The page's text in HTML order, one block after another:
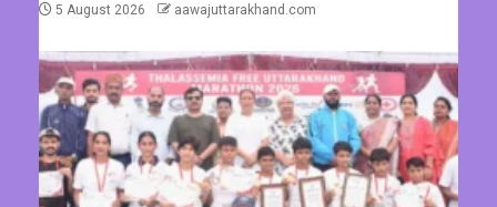
5 August 2026 aawajuttarakhand.com